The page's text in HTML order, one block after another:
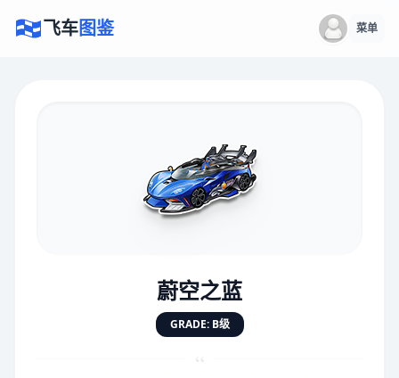
飞车图鉴 菜单
蔚空之蓝
GRADE: B级
“
★★★★★★